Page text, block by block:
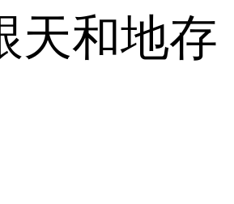
天和地存